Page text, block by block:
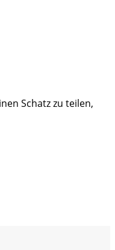
Schatz zu teilen,